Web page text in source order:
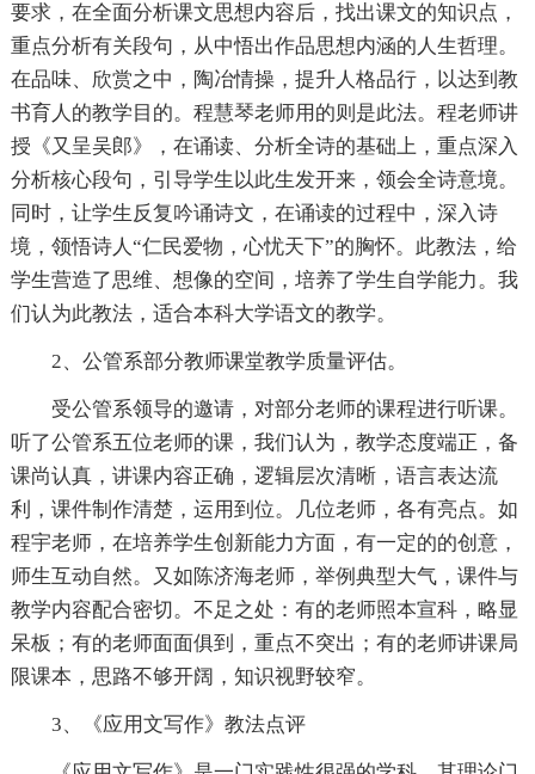
要求，在全面分析课文思想内容后，找出课文的知识点，
重点分析有关段句，从中悟出作品思想内涵的人生哲理。
在品味、欣赏之中，陶冶情操，提升人格品行，以达到教
书育人的教学目的。程慧琴老师用的则是此法。程老师讲
授《又呈吴郎》，在诵读、分析全诗的基础上，重点深入
分析核心段句，引导学生以此生发开来，领会全诗意境。
同时，让学生反复吟诵诗文，在诵读的过程中，深入诗
境，领悟诗人“仁民爱物，心忧天下”的胸怀。此教法，给
学生营造了思维、想像的空间，培养了学生自学能力。我
们认为此教法，适合本科大学语文的教学。
2、公管系部分教师课堂教学质量评估。
受公管系领导的邀请，对部分老师的课程进行听课。
听了公管系五位老师的课，我们认为，教学态度端正，备
课尚认真，讲课内容正确，逻辑层次清晰，语言表达流
利，课件制作清楚，运用到位。几位老师，各有亮点。如
程宇老师，在培养学生创新能力方面，有一定的的创意，
师生互动自然。又如陈济海老师，举例典型大气，课件与
教学内容配合密切。不足之处：有的老师照本宣科，略显
呆板；有的老师面面俱到，重点不突出；有的老师讲课局
限课本，思路不够开阔，知识视野较窄。
3、《应用文写作》教法点评